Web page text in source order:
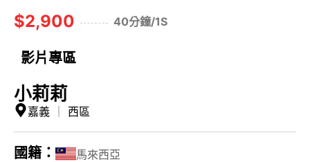
$2,900 40分鐘/1S
影片專區
小莉莉
嘉義 西區
國籍： 馬來西亞